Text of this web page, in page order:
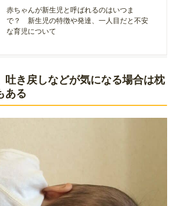
赤ちゃんが新生児と呼ばれるのはいつま
で？ 新生児の特徴や発達、一人目だと不安
な育児について
吐き戻しなどが気になる場合は枕
ある